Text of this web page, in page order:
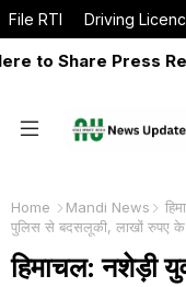
File RTI Driving
Share Press
Home Mandi News
पुलिस से बदसलूकी, लाखों रुपए
हिमाचल: नशेड़ी